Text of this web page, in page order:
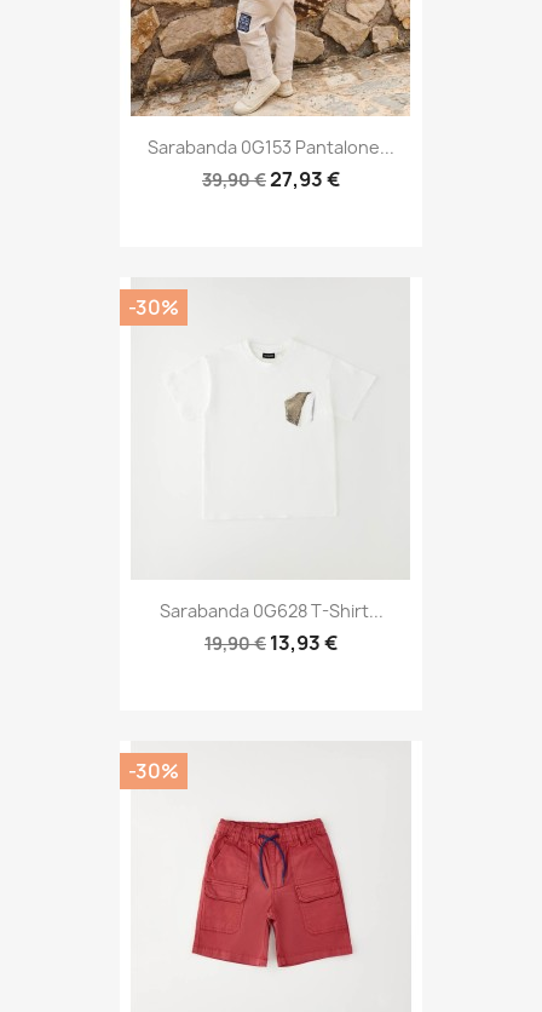
Sarabanda 0G153 Pantalone...
39,90 €27,93 €
Sarabanda 0G628 T-Shirt...
19,90 € 13,93 €
-30%
-30%